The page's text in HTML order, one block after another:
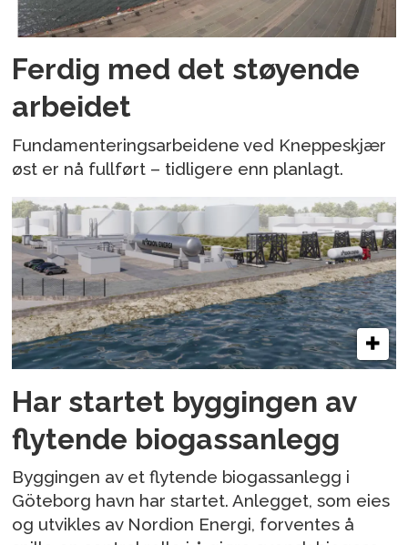
Ferdig med det støyende
arbeidet
Fundamenteringsarbeidene ved Kneppeskjær
øst er nå fullført – tidligere enn planlagt.
Har startet byggingen av
flytende biogassanlegg
Byggingen av et flytende biogassanlegg i
Göteborg havn har startet. Anlegget, som eies
og utvikles av Nordion Energi, forventes å